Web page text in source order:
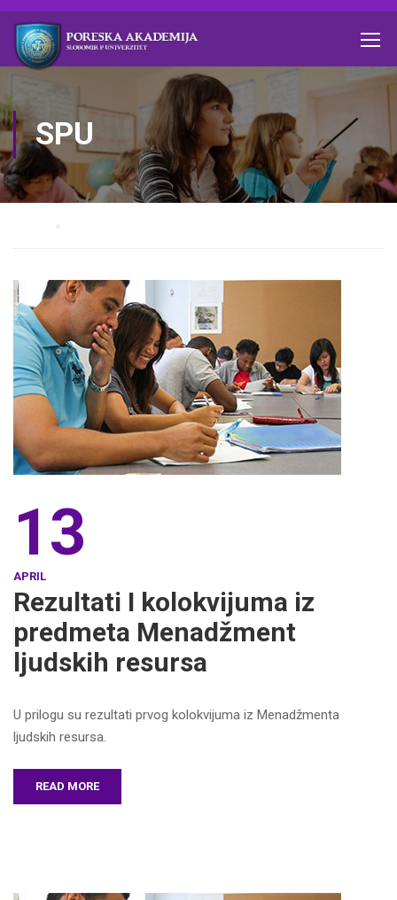
SPU
13
APRIL
Rezultati I kolokvijuma iz
predmeta Menadžment
ljudskih resursa
U prilogu su rezultati prvog kolokvijuma iz Menadžmenta
ljudskih resursa.
READ MORE